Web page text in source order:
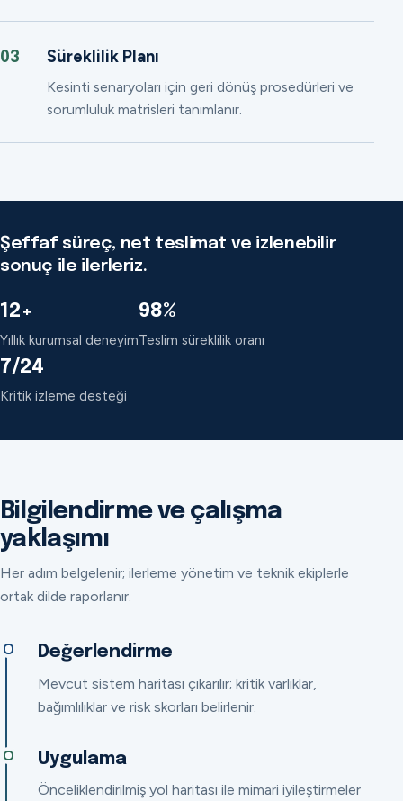
03 Süreklilik Planı
Kesinti senaryoları için geri dönüş prosedürleri ve
sorumluluk matrisleri tanımlanır.
Şeffaf süreç, net teslimat ve izlenebilir
sonuç ile ilerleriz.
12+
Yıllık kurumsal deneyim
98%
Teslim süreklilik oranı
7/24
Kritik izleme desteği
Bilgilendirme ve çalışma
yaklaşımı
Her adım belgelenir; ilerleme yönetim ve teknik ekiplerle
ortak dilde raporlanır.
Değerlendirme
Mevcut sistem haritası çıkarılır; kritik varlıklar,
bağımlılıklar ve risk skorları belirlenir.
Uygulama
Önceliklendirilmiş yol haritası ile mimari iyileştirmeler